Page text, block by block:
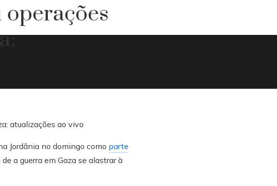
Jordânia no domingo como parte
a guerra em Gaza se alastrar à